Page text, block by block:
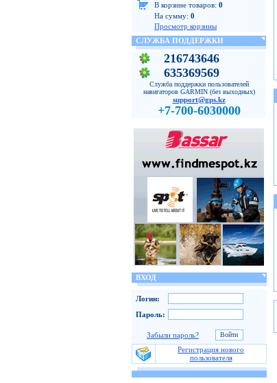
В корзине товаров: 0
На сумму: 0
Просмотр корзины
СЛУЖБА ПОДДЕРЖКИ
216743646
635369569
Служба поддержки пользователей
навигаторов GARMIN (без выходных)
support@gps.kz
+7-700-6030000
ВХОД
Логин:
Пароль:
Забыли пароль?
Регистрация нового
пользователя